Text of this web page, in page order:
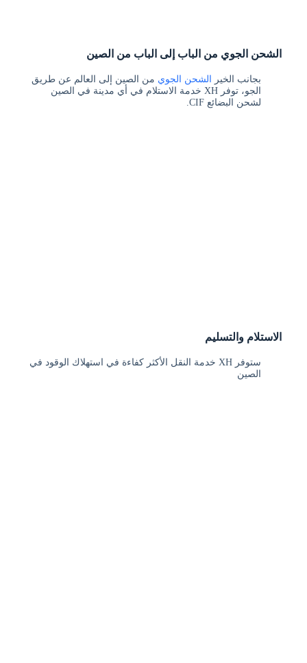
الشحن الجوي من الباب إلى الباب من الصين
بجانب الخير الشحن الجوي من الصين إلى العالم عن طريق
الجو، توفر XH خدمة الاستلام في أي مدينة في الصين
لشحن البضائع CIF.
الاستلام والتسليم
ستوفر XH خدمة النقل الأكثر كفاءة في استهلاك الوقود في
الصين